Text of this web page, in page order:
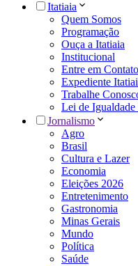
Itatiaia
Quem Somos
Programação
Ouça a Itatiaia
Institucional
Entre em Contato
Expediente
Trabalhe
Lei de Igualdade
Jornalismo
Agro
Brasil
Cultura e Lazer
Economia
Eleições 2026
Entretenimento
Gastronomia
Minas Gerais
Mundo
Política
Saúde